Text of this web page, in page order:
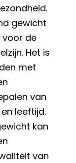
gewicht
voor de
Het is
met
van
leeftijd.
kan
van